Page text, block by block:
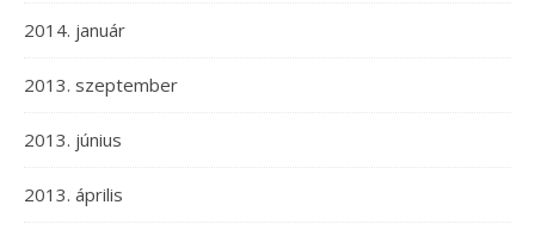
2014. január
2013. szeptember
2013. június
2013. április